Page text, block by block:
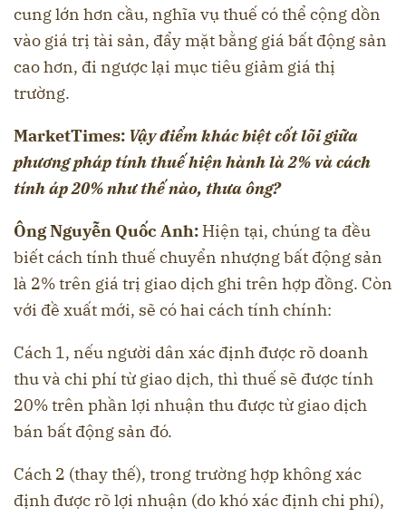
cung lớn hơn cầu, nghĩa vụ thuế có thể cộng dồn
vào giá trị tài sản, đẩy mặt bằng giá bất động sản
cao hơn, đi ngược lại mục tiêu giảm giá thị
trường.
MarketTimes: Vậy điểm khác biệt cốt lõi giữa
phương pháp tính thuế hiện hành là 2% và cách
tính áp 20% như thế nào, thưa ông?
Ông Nguyễn Quốc Anh: Hiện tại, chúng ta đều
biết cách tính thuế chuyển nhượng bất động sản
là 2% trên giá trị giao dịch ghi trên hợp đồng. Còn
với đề xuất mới, sẽ có hai cách tính chính:
Cách 1, nếu người dân xác định được rõ doanh
thu và chi phí từ giao dịch, thì thuế sẽ được tính
20% trên phần lợi nhuận thu được từ giao dịch
bán bất động sản đó.
Cách 2 (thay thế), trong trường hợp không xác
định được rõ lợi nhuận (do khó xác định chi phí),